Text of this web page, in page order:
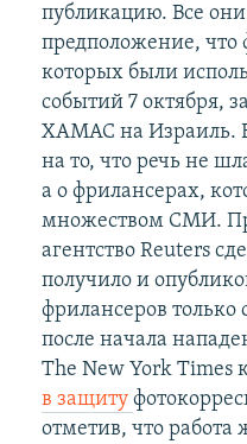
публикацию. Все они
предположение,
которых были
событий 7 октября,
ХАМАС на Израиль.
на то, что речь не
а о фрилансерах,
множеством СМИ.
агентство Reuters
получило и
фрилансеров только
после начала
The New York Times
в защиту
отметив, что работа